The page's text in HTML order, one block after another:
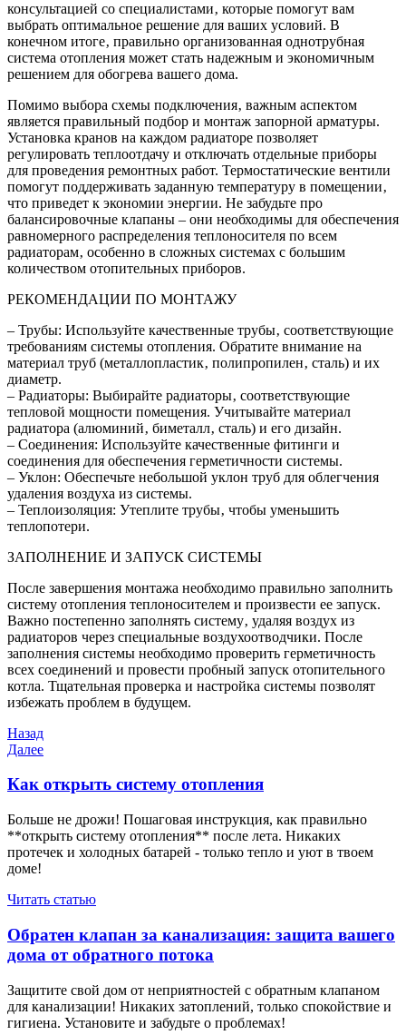
консультацией со специалистами‚ которые помогут вам
выбрать оптимальное решение для ваших условий. В
конечном итоге‚ правильно организованная однотрубная
система отопления может стать надежным и экономичным
решением для обогрева вашего дома.
Помимо выбора схемы подключения‚ важным аспектом
является правильный подбор и монтаж запорной арматуры.
Установка кранов на каждом радиаторе позволяет
регулировать теплоотдачу и отключать отдельные приборы
для проведения ремонтных работ. Термостатические вентили
помогут поддерживать заданную температуру в помещении‚
что приведет к экономии энергии. Не забудьте про
балансировочные клапаны – они необходимы для обеспечения
равномерного распределения теплоносителя по всем
радиаторам‚ особенно в сложных системах с большим
количеством отопительных приборов.
РЕКОМЕНДАЦИИ ПО МОНТАЖУ
– Трубы: Используйте качественные трубы‚ соответствующие
требованиям системы отопления. Обратите внимание на
материал труб (металлопластик‚ полипропилен‚ сталь) и их
диаметр.
– Радиаторы: Выбирайте радиаторы‚ соответствующие
тепловой мощности помещения. Учитывайте материал
радиатора (алюминий‚ биметалл‚ сталь) и его дизайн.
– Соединения: Используйте качественные фитинги и
соединения для обеспечения герметичности системы.
– Уклон: Обеспечьте небольшой уклон труб для облегчения
удаления воздуха из системы.
– Теплоизоляция: Утеплите трубы‚ чтобы уменьшить
теплопотери.
ЗАПОЛНЕНИЕ И ЗАПУСК СИСТЕМЫ
После завершения монтажа необходимо правильно заполнить
систему отопления теплоносителем и произвести ее запуск.
Важно постепенно заполнять систему‚ удаляя воздух из
радиаторов через специальные воздухоотводчики. После
заполнения системы необходимо проверить герметичность
всех соединений и провести пробный запуск отопительного
котла. Тщательная проверка и настройка системы позволят
избежать проблем в будущем.
Навигация
по
записям
Предыдущая
запись
Назад
Следующая
Далее
Как открыть систему отопления
Больше не дрожи! Пошаговая инструкция, как правильно
**открыть систему отопления** после лета. Никаких
протечек и холодных батарей - только тепло и уют в твоем
доме!
Читать статью
Обратен клапан за канализация: защита вашего
дома от обратного потока
Защитите свой дом от неприятностей с обратным клапаном
для канализации! Никаких затоплений, только спокойствие и
гигиена. Установите и забудьте о проблемах!